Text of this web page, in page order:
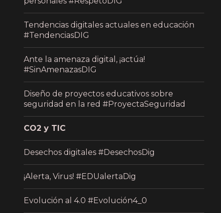
Tendencias digitales actuales en educación
#TendenciasDIG
Ante la amenaza digital, ¡actúa!
#SinAmenazasDIG
Diseño de proyectos educativos sobre
seguridad en la red #ProyectaSeguridad
CO2 y TIC
Desechos digitales #DesechosDig
¡Alerta, Virus! #EDUalertaDig
Evolución al 4.0 #Evolución4_0